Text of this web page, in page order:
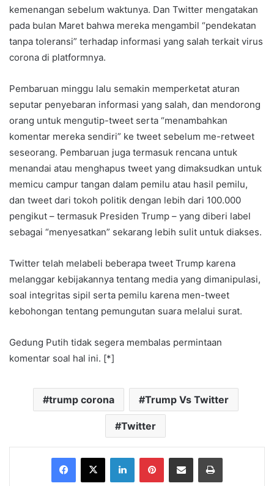
kemenangan sebelum waktunya. Dan Twitter mengatakan
pada bulan Maret bahwa mereka mengambil “pendekatan
tanpa toleransi” terhadap informasi yang salah terkait virus
corona di platformnya.
Pembaruan minggu lalu semakin memperketat aturan
seputar penyebaran informasi yang salah, dan mendorong
orang untuk mengutip-tweet serta “menambahkan
komentar mereka sendiri” ke tweet sebelum me-retweet
seseorang. Pembaruan juga termasuk rencana untuk
menandai atau menghapus tweet yang dimaksudkan untuk
memicu campur tangan dalam pemilu atau hasil pemilu,
dan tweet dari tokoh politik dengan lebih dari 100.000
pengikut – termasuk Presiden Trump – yang diberi label
sebagai “menyesatkan” sekarang lebih sulit untuk diakses.
Twitter telah melabeli beberapa tweet Trump karena
melanggar kebijakannya tentang media yang dimanipulasi,
soal integritas sipil serta pemilu karena men-tweet
kebohongan tentang pemungutan suara melalui surat.
Gedung Putih tidak segera membalas permintaan
komentar soal hal ini. [*]
trump corona Trump Vs Twitter
Twitter
Facebook
X LinkedInPinterestShare via Email Print